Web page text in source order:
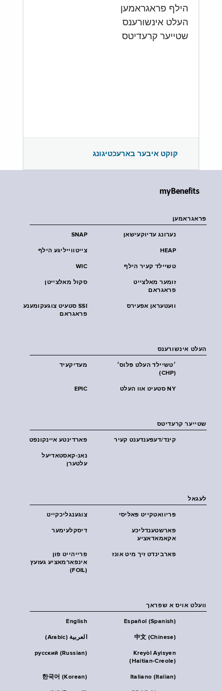
הילף פראגראמען
העלט אינשורענס
שטייער קרעדיטס
קוקט איבער בארעכטיגונג
myBenefits
פראגראמען
SNAP נערונג עדיוקעישאן
צייטווייליגע הילף HEAP
WIC טשיילד קעיר הילף
סקול מאלצייטן
זומער מאלצייט
פראגראם
SSI סטעיט צוגעקומענע
פראגראם
וועטעראן אפעירס
העלט אינשורענס
מעדיקעיד
׳טשיילד העלט פּלוס׳
(CHP)
EPIC NY סטעיט אוו העלט
שטייער קרעדיטס
פארדינטע איינקונפט קינד/דעפענדענט קעיר
נאנ-קאסטאדיעל
עלטערן
לעגאל
צוגענגליכקייט פּריוואטקייט פּאליסי
דיסקלעימער
פארשטענדליכע
אקאמאדאציע
פרייהייט פון
אינפארמאציע געזעץ
(FOIL)
פארבינדט זיך מיט אונז
וועלט אויס א שפראך
English Español (Spanish)
العربية (Arabic) 中文 (Chinese)
русский (Russian)
Kreyòl Ayisyen
(Haitian-Creole)
한국어 (Korean) Italiano (Italian)